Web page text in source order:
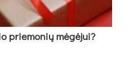
priemonių mėgėjui?